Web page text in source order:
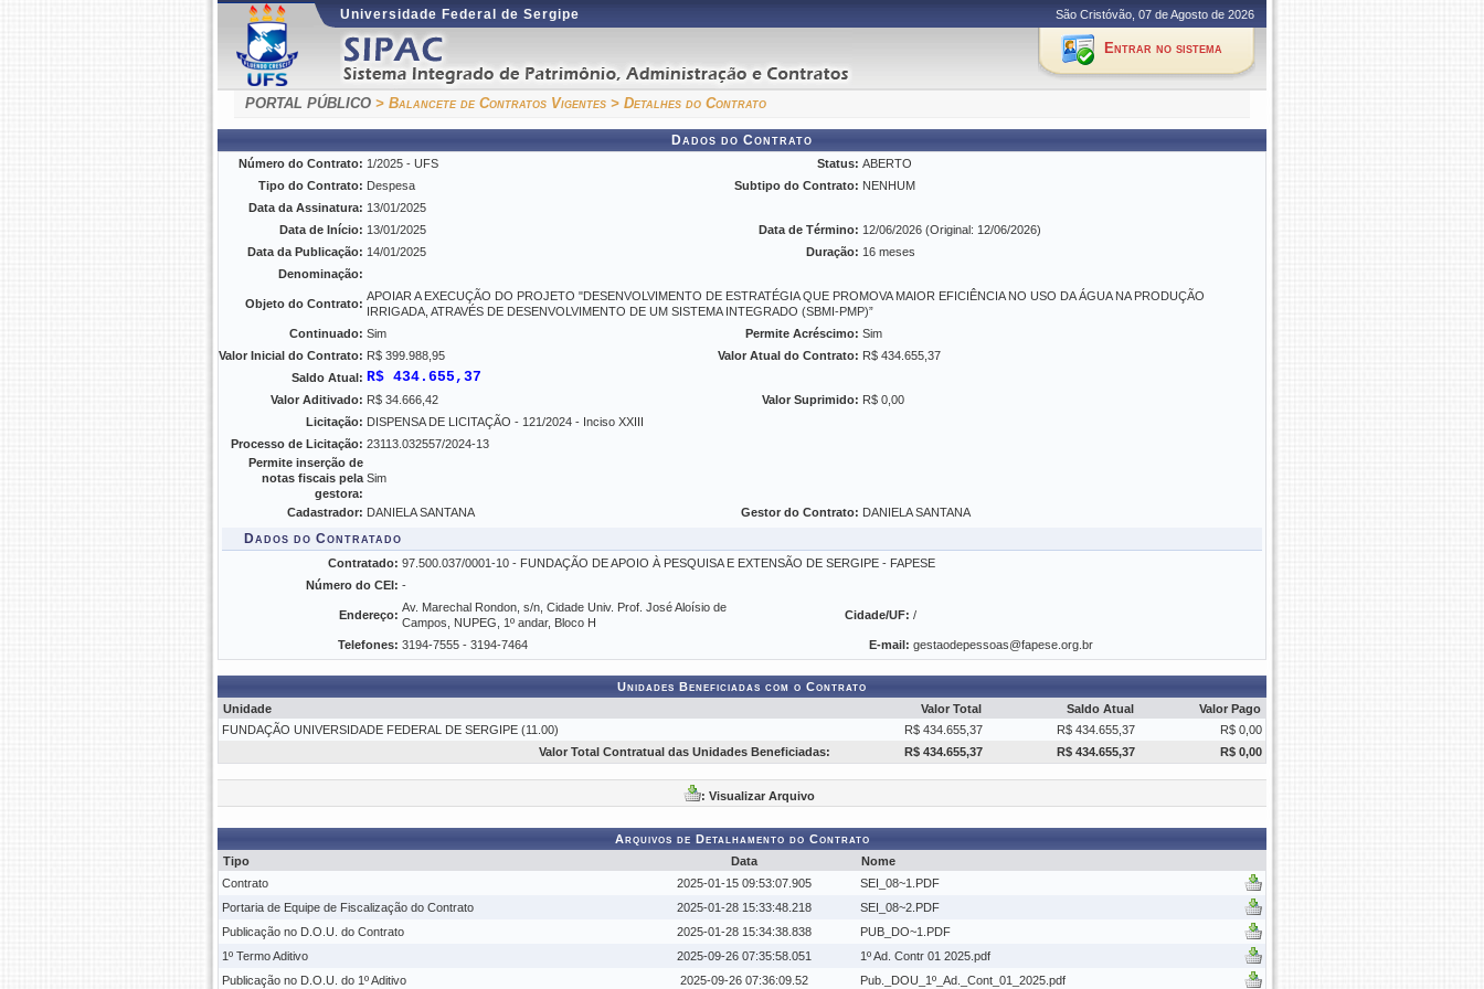
Universidade Federal de Sergipe São Cristóvão, 07 de Agosto de 2026
Entrar no sistema
PORTAL PÚBLICO > Balancete de Contratos Vigentes > Detalhes do Contrato
Dados do Contrato
Número do Contrato: 1/2025 - UFS Status: ABERTO
Tipo do Contrato: Despesa Subtipo do Contrato: NENHUM
Data da Assinatura: 13/01/2025
Data de Início: 13/01/2025 Data de Término: 12/06/2026 (Original: 12/06/2026)
Data da Publicação: 14/01/2025 Duração: 16 meses
Denominação:
Objeto do Contrato:
APOIAR A EXECUÇÃO DO PROJETO "DESENVOLVIMENTO DE ESTRATÉGIA QUE PROMOVA MAIOR EFICIÊNCIA NO USO DA ÁGUA NA PRODUÇÃO
IRRIGADA, ATRAVÉS DE DESENVOLVIMENTO DE UM SISTEMA INTEGRADO (SBMI-PMP)”
Continuado: Sim Permite Acréscimo: Sim
Valor Inicial do Contrato: R$ 399.988,95 Valor Atual do Contrato: R$ 434.655,37
Saldo Atual: R$ 434.655,37
Valor Aditivado: R$ 34.666,42 Valor Suprimido: R$ 0,00
Licitação: DISPENSA DE LICITAÇÃO - 121/2024 - Inciso XXIII
Processo de Licitação: 23113.032557/2024-13
Permite inserção de
notas fiscais pela
gestora:
Sim
Cadastrador: DANIELA SANTANA Gestor do Contrato: DANIELA SANTANA
Dados do Contratado
Contratado: 97.500.037/0001-10 - FUNDAÇÃO DE APOIO À PESQUISA E EXTENSÃO DE SERGIPE - FAPESE
Número do CEI: -
Endereço:
Av. Marechal Rondon, s/n, Cidade Univ. Prof. José Aloísio de
Campos, NUPEG, 1º andar, Bloco H
Cidade/UF: /
Telefones: 3194-7555 - 3194-7464 E-mail: gestaodepessoas@fapese.org.br
Unidades Beneficiadas com o Contrato
Unidade
Valor Total Saldo Atual
Valor Pago
FUNDAÇÃO UNIVERSIDADE FEDERAL DE SERGIPE (11.00)
R$ 434.655,37 R$ 434.655,37
R$ 0,00
Valor Total Contratual das Unidades Beneficiadas:
R$ 434.655,37 R$ 434.655,37 R$ 0,00
: Visualizar Arquivo
Arquivos de Detalhamento do Contrato
Tipo
Data
Nome
Contrato
2025-01-15 09:53:07.905
SEI_08~1.PDF
Portaria de Equipe de Fiscalização do Contrato
2025-01-28 15:33:48.218
SEI_08~2.PDF
Publicação no D.O.U. do Contrato
2025-01-28 15:34:38.838
PUB_DO~1.PDF
1º Termo Aditivo
2025-09-26 07:35:58.051
1º Ad. Contr 01 2025.pdf
Publicação no D.O.U. do 1º Aditivo
2025-09-26 07:36:09.52 Pub._DOU_1º_Ad._Cont_01_2025.pdf